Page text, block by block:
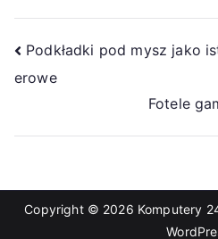
Nawigacja
wpisu
Podkładki pod mysz jako
erowe
Fotele
Copyright © 2026 Komputery